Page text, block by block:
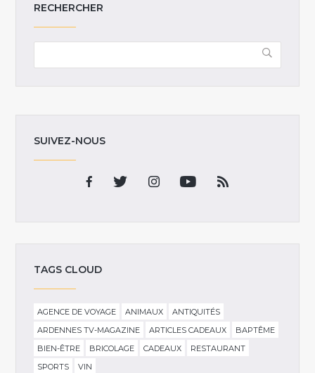
RECHERCHER
SUIVEZ-NOUS
TAGS CLOUD
AGENCE DE VOYAGE ANIMAUX
ANTIQUITÉS
ARDENNES TV-MAGAZINE
ARTICLES CADEAUX
BAPTÊME
BIEN-ÊTRE
BRICOLAGE CADEAUX
RESTAURANT
SPORTS
VIN